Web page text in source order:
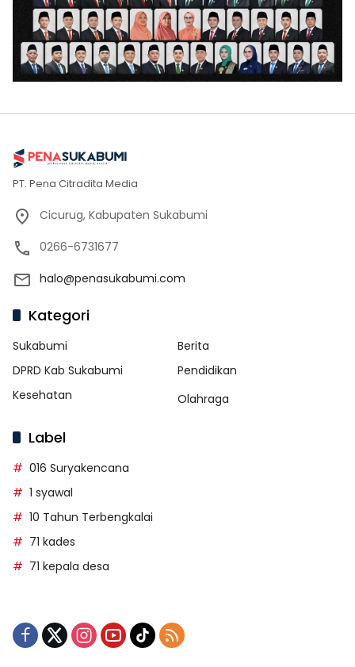
PT. Pena Citradita Media
Cicurug, Kabupaten Sukabumi
0266-6731677
halo@penasukabumi.com
Kategori
Sukabumi
Berita
DPRD Kab Sukabumi
Pendidikan
Kesehatan
Olahraga
Label
016 Suryakencana
1 syawal
10 Tahun Terbengkalai
71 kades
71 kepala desa